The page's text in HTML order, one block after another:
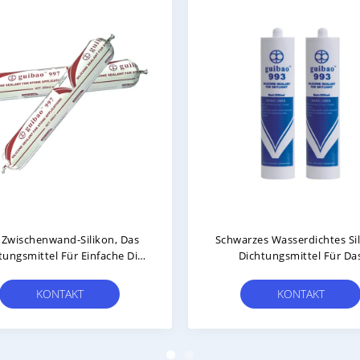
System-Silikon,
Dichtungsmittel-/Acetoxy-
Wetterfest Macht
KONTAKT
Ein Teil ISO 7390
Silikon-Dichtungsmittel-Im
KONTAKT